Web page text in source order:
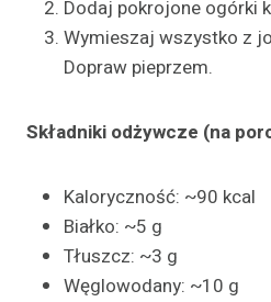
Dodaj pokrojone ogórki
Wymieszaj wszystko z
Dopraw pieprzem.
Składniki odżywcze (na
Kaloryczność: ~90 kcal
Białko: ~5 g
Tłuszcz: ~3 g
Węglowodany: ~10 g